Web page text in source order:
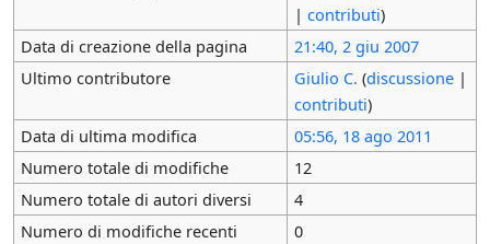
| contributi)
Data di creazione della pagina
21:40, 2 giu 2007
Ultimo contributore
Giulio C. (discussione|
contributi)
Data di ultima modifica
05:56, 18 ago 2011
Numero totale di modifiche
12
Numero totale di autori diversi
4
Numero di modifiche recenti
0